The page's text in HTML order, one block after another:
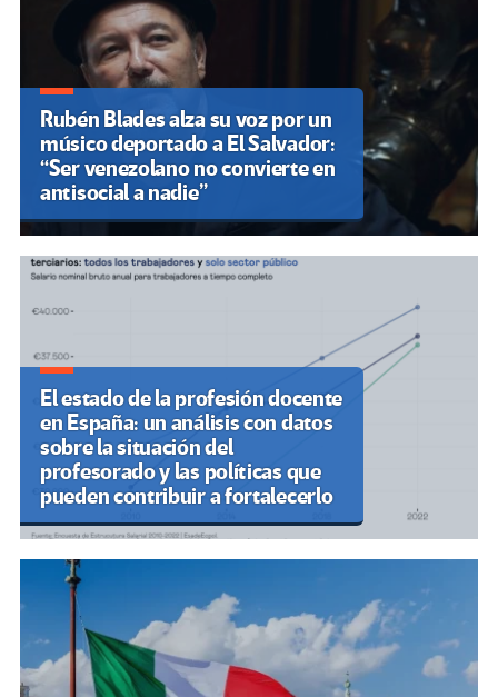
Rubén Blades alza su voz por un
músico deportado a El Salvador:
“Ser venezolano no convierte en
antisocial a nadie”
El estado de la profesión docente
en España: un análisis con datos
sobre la situación del
profesorado y las políticas que
pueden contribuir a fortalecerlo